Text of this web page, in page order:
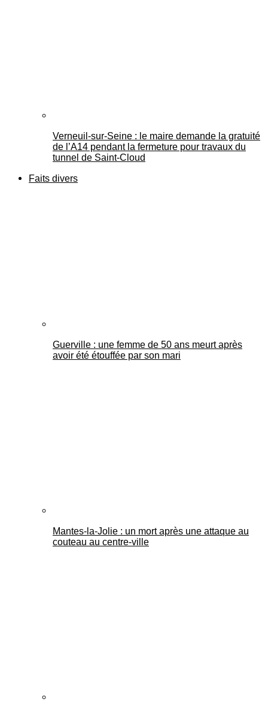
Verneuil-sur-Seine : le maire demande la gratuité
de l’A14 pendant la fermeture pour travaux du
tunnel de Saint-Cloud
Faits divers
Guerville : une femme de 50 ans meurt après
avoir été étouffée par son mari
Mantes-la-Jolie : un mort après une attaque au
couteau au centre-ville